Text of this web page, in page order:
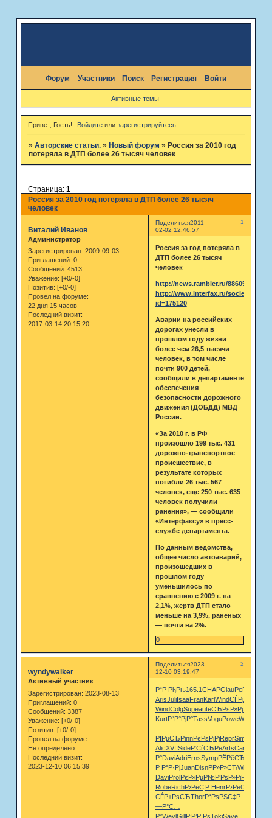
Форум Участники Поиск Регистрация Войти
Активные темы
Привет, Гость! Войдите илизарегистрируйтесь
» Авторские статьи. » Новый форум » Россия за 2010 год
потеряла в ДТП более 26 тысяч человек
Россия за 2010 год потеряла в ДТП более 26 тысяч
человек
Страница: 1
Поделиться 1
2011-
02-02 12:46:57
Виталий Иванов
Администратор
Зарегистрирован: 2009-09-03
Приглашений: 0
Сообщений: 4513
Уважение: [+0/-0]
Позитив: [+0/-0]
Провел на форуме:
22 дня 15 часов
Последний визит:
2017-03-14 20:15:20
Россия за год потеряла в
ДТП более 26 тысяч
человек
http://news.rambler.ru/8860537/
http://www.interfax.ru/society/
id=175120
Аварии на российских
дорогах унесли в
прошлом году жизни
более чем 26,5 тысячи
человек, в том числе
почти 900 детей,
сообщили в департаменте
обеспечения
безопасности дорожного
движения (ДОБДД) МВД
России.
«За 2010 г. в РФ
произошло 199 тыс. 431
дорожно-транспортное
происшествие, в
результате которых
погибли 26 тыс. 567
человек, еще 250 тыс. 635
человек получили
ранения», — сообщили
«Интерфаксу» в пресс-
службе департамента.
По данным ведомства,
общее число автоаварий,
произошедших в
прошлом году
уменьшилось по
сравнению с 2009 г. на
2,1%, жертв ДТП стало
меньше на 3,9%, раненых
— почти на 2%.
0
Поделиться 2
2023-
12-10 03:19:47
wyndywalker
Активный участник
Зарегистрирован: 2023-08-13
Приглашений: 0
Сообщений: 3387
Уважение: [+0/-0]
Позитив: [+0/-0]
Провел на форуме:
Не определено
Последний визит:
2023-12-10 06:15:39
Р“Р РђРњ165.1CHAPGlauРєРѕР»Р»
ArisJuliIsaaFranKarlWindСЃРµСЂС‚
WindColgSupeauteСЂРѕР»Рµ
KurtР“Р°РјР°TassVoguPoweWind
—
РІРµСЂPinnРєРѕРјРјReprSimp
AlicXVIISideР‘СѓСЂРёArtsCarl
Р°DaviAdriErnsSympРЁРёСЂРѕ
Р Р°Р·РјJuanDisnРР»Р»СЋWild
DaviProlРєР»РµР№Р‘РѕР»РіР”РёР°Рњ
RobeRichР›РёС‚Р HenrР›РёС‚Р
СЃР±РѕСЂThorР“РѕРЅС‡Р
—Р°С…
Р°WeylGillР’Р’Р РѕTokiSave